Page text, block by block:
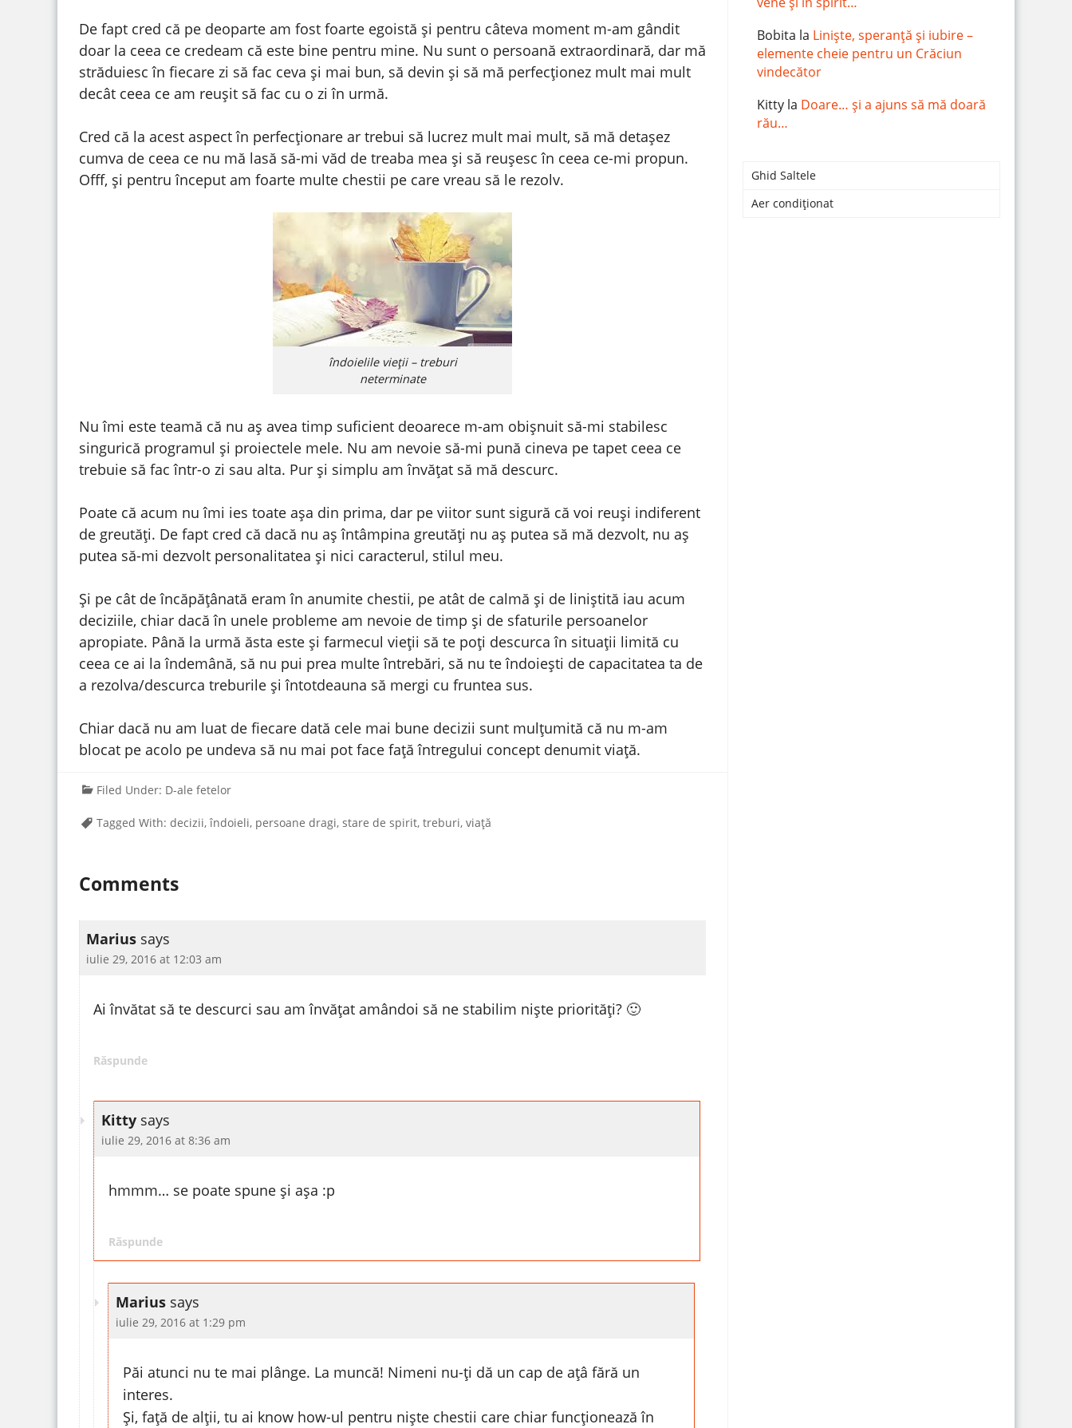
De fapt cred că pe deoparte am fost foarte egoistă și pentru câteva moment m-am gândit
doar la ceea ce credeam că este bine pentru mine. Nu sunt o persoană extraordinară, dar mă
străduiesc în fiecare zi să fac ceva și mai bun, să devin și să mă perfecționez mult mai mult
decât ceea ce am reușit să fac cu o zi în urmă.
Cred că la acest aspect în perfecționare ar trebui să lucrez mult mai mult, să mă detașez
cumva de ceea ce nu mă lasă să-mi văd de treaba mea și să reușesc în ceea ce-mi propun.
Offf, și pentru început am foarte multe chestii pe care vreau să le rezolv.
îndoielile vieții – treburi
neterminate
Nu îmi este teamă că nu aș avea timp suficient deoarece m-am obișnuit să-mi stabilesc
singurică programul și proiectele mele. Nu am nevoie să-mi pună cineva pe tapet ceea ce
trebuie să fac într-o zi sau alta. Pur și simplu am învățat să mă descurc.
Poate că acum nu îmi ies toate așa din prima, dar pe viitor sunt sigură că voi reuși indiferent
de greutăți. De fapt cred că dacă nu aș întâmpina greutăți nu aș putea să mă dezvolt, nu aș
putea să-mi dezvolt personalitatea și nici caracterul, stilul meu.
Și pe cât de încăpățânată eram în anumite chestii, pe atât de calmă și de liniștită iau acum
deciziile, chiar dacă în unele probleme am nevoie de timp și de sfaturile persoanelor
apropiate. Până la urmă ăsta este și farmecul vieții să te poți descurca în situații limită cu
ceea ce ai la îndemână, să nu pui prea multe întrebări, să nu te îndoiești de capacitatea ta de
a rezolva/descurca treburile și întotdeauna să mergi cu fruntea sus.
Chiar dacă nu am luat de fiecare dată cele mai bune decizii sunt mulțumită că nu m-am
blocat pe acolo pe undeva să nu mai pot face față întregului concept denumit viață.
Filed Under: D-ale fetelor
Tagged With: decizii,îndoieli, persoane dragi, stare de spirit, treburi, viață
Comments
Marius says
iulie 29, 2016 at 12:03 am
Ai învătat să te descurci sau am învățat amândoi să ne stabilim niște priorități? 🙂
Răspunde
Kitty says
iulie 29, 2016 at 8:36 am
hmmm… se poate spune și așa :p
Răspunde
Marius says
iulie 29, 2016 at 1:29 pm
Păi atunci nu te mai plânge. La muncă! Nimeni nu-ți dă un cap de ațâ fără un
interes.
Și, față de alții, tu ai know how-ul pentru niște chestii care chiar funcționează în
Bobita la Liniște, speranță și iubire –
elemente cheie pentru un Crăciun
vindecător
Kitty la Doare… și a ajuns să mă doară
rău…
Ghid Saltele
Aer condiționat